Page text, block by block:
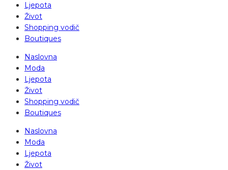
Ljepota
Život
Shopping vodič
Boutiques
Naslovna
Moda
Ljepota
Život
Shopping vodič
Boutiques
Naslovna
Moda
Ljepota
Život